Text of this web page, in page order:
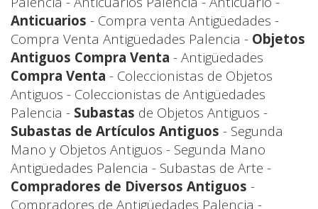
Anticuarios - Compra venta Antigüedades -
Compra Venta Antigüedades Palencia - Objetos
Antiguos Compra Venta - Antigüedades
Compra Venta - Coleccionistas de Objetos
Antiguos - Coleccionistas de Antigüedades
Palencia - Subastas de Objetos Antiguos -
Subastas de Artículos Antiguos - Segunda
Mano y Objetos Antiguos - Segunda Mano
Antigüedades Palencia - Subastas de Arte -
Compradores de Diversos Antiguos -
Compradores de Antigüedades Palencia -